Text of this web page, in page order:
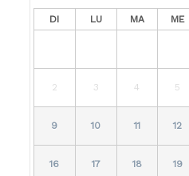
DI LU MA ME
2 3 4 5
9 10 11 12
16 17 18 19